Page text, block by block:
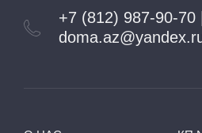
+7 (812) 987-90-70 |